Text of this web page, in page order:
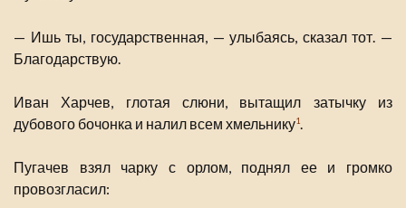
— Ишь ты, государственная, — улыбаясь, сказал тот. —
Благодарствую.
Иван Харчев, глотая слюни, вытащил затычку из
дубового бочонка и налил всем хмельнику1.
Пугачев взял чарку с орлом, поднял ее и громко
провозгласил: